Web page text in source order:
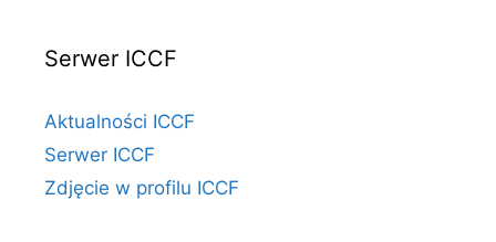
Serwer ICCF
Aktualności ICCF
Serwer ICCF
Zdjęcie w profilu ICCF